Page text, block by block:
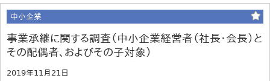
中小企業
事業承継に関する調査（中小企業経営者（社長・会長）と
その配偶者、およびその子対象）
2019年11月21日